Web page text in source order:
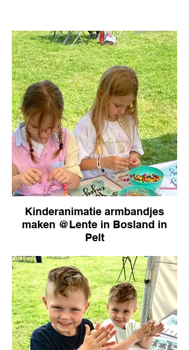
Kinderanimatie armbandjes
maken @Lente in Bosland in
Pelt